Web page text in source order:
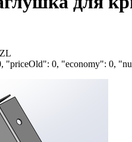
0, "economy": 0,